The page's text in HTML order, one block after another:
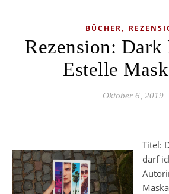
BÜCHER,
Rezension: Dark
Estelle
Oktober 6, 2019
Titel:
darf